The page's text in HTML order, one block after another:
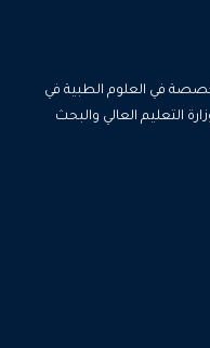
في العلوم الطبية في
رقم (1 ) صادر من وزارة التعليم العالي والبحث